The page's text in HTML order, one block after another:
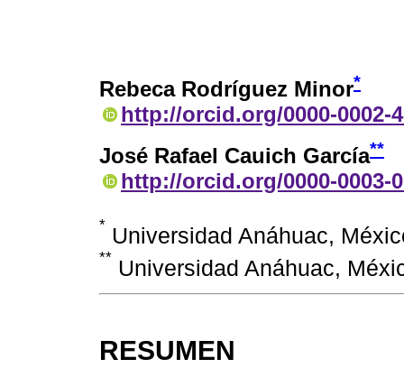
Rebeca Rodríguez Minor*
http://orcid.org/0000-0002-
José Rafael Cauich García**
http://orcid.org/0000-0003-
* Universidad Anáhuac,
** Universidad Anáhuac,
RESUMEN